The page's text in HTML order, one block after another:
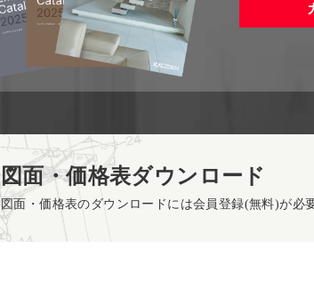
図面・価格表ダウンロード
図面・価格表のダウンロードには会員登録(無料)が必